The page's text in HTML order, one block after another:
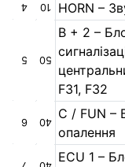
4 10 HORN –
5 50
B + 2 –
F31, F32
6 40
C / FUN –
опалення
ECU 1 –